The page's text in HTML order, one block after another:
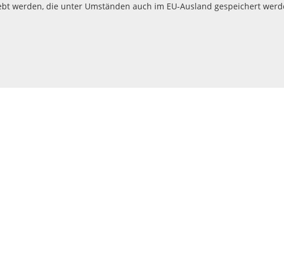
werden, die unter Umständen auch im EU-Ausland gespeichert